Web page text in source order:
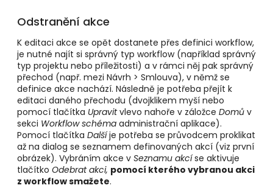
Odstranění akce
K editaci akce se opět dostanete přes definici workflow,
je nutné najít si správný typ workflow (například správný
typ projektu nebo příležitosti) a v rámci něj pak správný
přechod (např. mezi Návrh > Smlouva), v němž se
definice akce nachází. Následně je potřeba přejít k
editaci daného přechodu (dvojklikem myší nebo
pomocí tlačítka Upravitvlevo nahoře v záložce Domů v
sekci Workflow schéma administrační aplikace).
Pomocí tlačítka Dalšíje potřeba se průvodcem proklikat
až na dialog se seznamem definovaných akcí (viz první
obrázek). Vybráním akce v Seznamu akcí se aktivuje
tlačítko Odebrat akci, pomocí kterého vybranou akci
z workflow smažete.